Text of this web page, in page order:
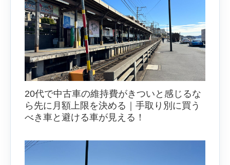
20代で中古車の維持費がきついと感じるな
ら先に月額上限を決める｜手取り別に買う
べき車と避ける車が見える！